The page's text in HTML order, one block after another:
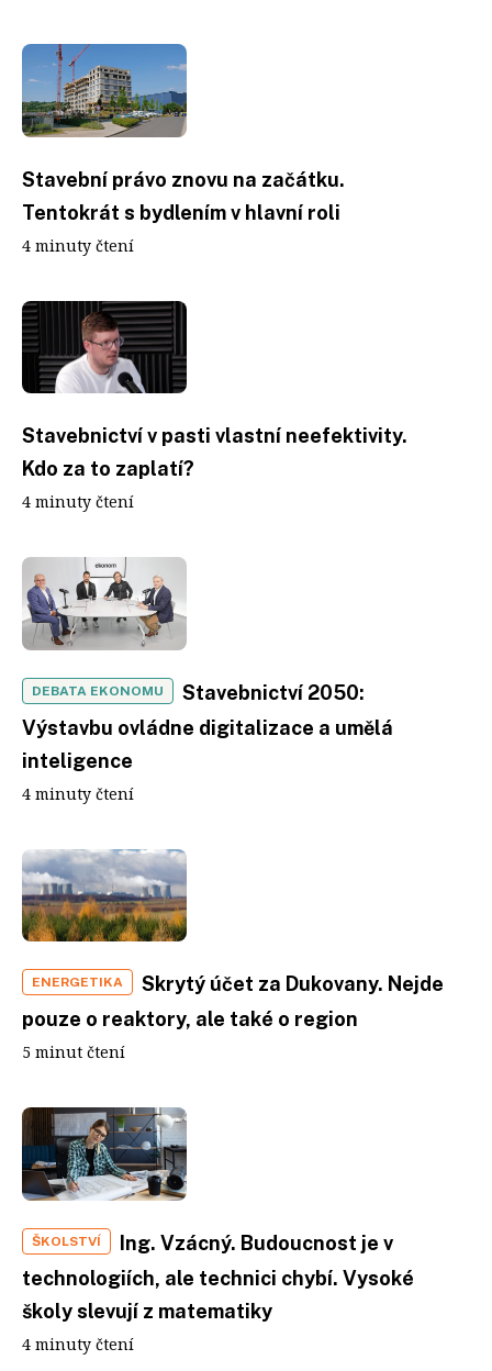
Stavební právo znovu na začátku.
Tentokrát s bydlením v hlavní roli
4 minuty čtení
Stavebnictví v pasti vlastní neefektivity.
Kdo za to zaplatí?
4 minuty čtení
DEBATA EKONOMU
Stavebnictví 2050:
Výstavbu ovládne digitalizace a umělá
inteligence
4 minuty čtení
ENERGETIKA
Skrytý účet za Dukovany. Nejde
pouze o reaktory, ale také o region
5 minut čtení
ŠKOLSTVÍ
Ing. Vzácný. Budoucnost je v
technologiích, ale technici chybí. Vysoké
školy slevují z matematiky
4 minuty čtení